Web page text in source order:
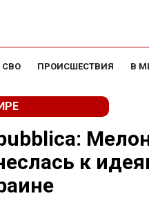
СВО ПРОИСШЕСТВИЯ В
к